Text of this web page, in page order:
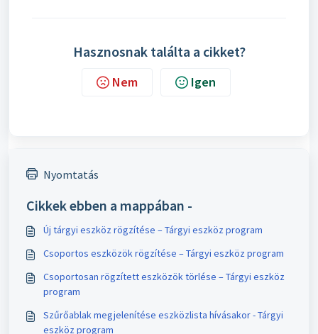
Hasznosnak találta a cikket?
Nem Igen
Nyomtatás
Cikkek ebben a mappában -
Új tárgyi eszköz rögzítése – Tárgyi eszköz program
Csoportos eszközök rögzítése – Tárgyi eszköz program
Csoportosan rögzített eszközök törlése – Tárgyi eszköz
program
Szűrőablak megjelenítése eszközlista hívásakor - Tárgyi
eszköz program